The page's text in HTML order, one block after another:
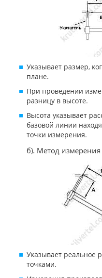
Указывает размер,
плане.
При проведении
разницу в высоте.
Высота указывает
базовой линии
точки измерения.
б). Метод измерения
Указывает реальное
точками.